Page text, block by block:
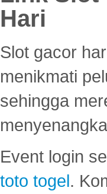
Hari
Slot gacor
menikmati
sehingga
Event login
toto togel.